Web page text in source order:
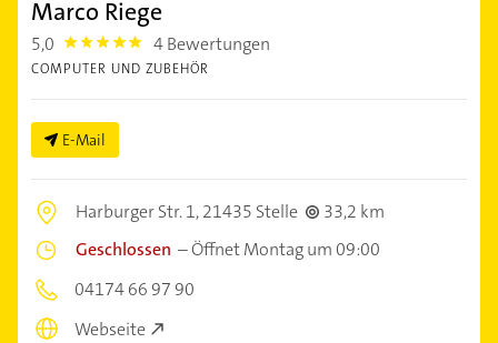
Marco Riege
5,0 5.0 4 Bewertungen
COMPUTER UND ZUBEHÖR
E-Mail
Harburger Str. 1,21435 Stelle
33,2 km
Geschlossen –Öffnet Montag um 09:00
04174 66 97 90
Webseite